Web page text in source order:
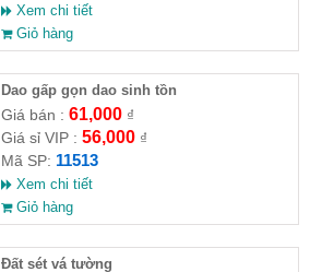
Xem chi tiết
Giỏ hàng
Dao gấp gọn dao sinh tồn
Giá bán : 61,000₫
Giá sỉ VIP : 56,000₫
Mã SP: 11513
Xem chi tiết
Giỏ hàng
Đất sét vá tường